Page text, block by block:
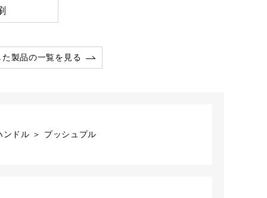
製品の一覧を見る
ドル ＞ プッシュプル